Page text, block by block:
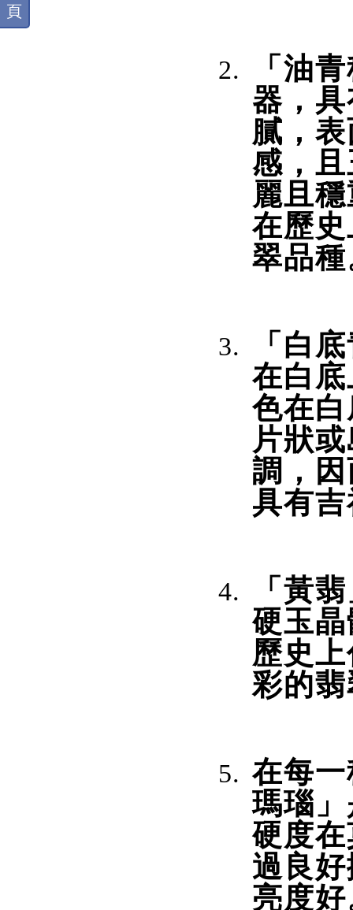
「油
器，
膩，
感，
麗且
在歷
翠品
「白
在白
色在
片狀
調，
具有
「黃
硬玉
歷史
彩的
在每
瑪瑙
硬度
過良
亮度
頁